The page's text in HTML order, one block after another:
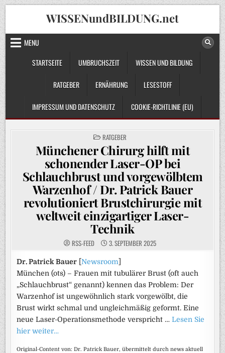
Skip
to
content
WISSENundBILDUNG.net
MENU
STARTSEITE
UMBRUCHSZEIT WISSEN UND BILDUNG
RATGEBER ERNÄHRUNG LESESTOFF
IMPRESSUM UND DATENSCHUTZ COOKIE-RICHTLINIE (EU)
POSTED
IN
RATGEBER
Münchener Chirurg hilft mit
schonender Laser-OP bei
Schlauchbrust und vorgewölbtem
Warzenhof / Dr. Patrick Bauer
revolutioniert Brustchirurgie mit
weltweit einzigartiger Laser-
Technik
RSS-FEED 3. SEPTEMBER 2025
Dr. Patrick Bauer [Newsroom
München (ots) – Frauen mit tubulärer Brust (oft auch
„Schlauchbrust“ genannt) kennen das Problem: Der
Warzenhof ist ungewöhnlich stark vorgewölbt, die
Brust wirkt schmal und ungleichmäßig geformt. Eine
neue Laser-Operationsmethode verspricht …Lesen Sie
hier weiter…
Original-Content von: Dr. Patrick Bauer, übermittelt durch news aktuell